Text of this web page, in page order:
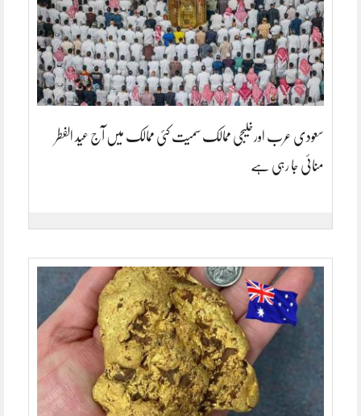
سعودی عرب اورخلیجی ممالک سمیت کئی ممالک میں آج عید الفطر
منائی جا رہی ہے